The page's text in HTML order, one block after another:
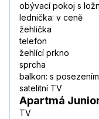
obývací pokoj s
lednička: v ceně
žehlička
telefon
žehlící prkno
sprcha
balkon: s posezením
satelitní TV
Apartmá
TV